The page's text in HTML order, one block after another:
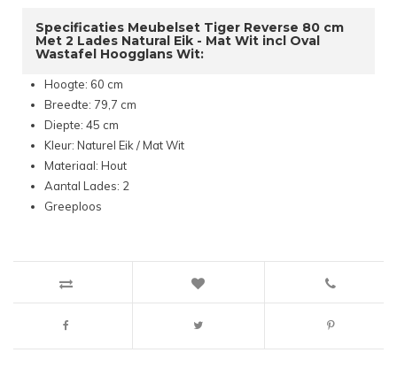
Specificaties Meubelset Tiger Reverse 80 cm
Met 2 Lades Natural Eik - Mat Wit incl Oval
Wastafel Hoogglans Wit:
Hoogte: 60 cm
Breedte: 79,7 cm
Diepte: 45 cm
Kleur: Naturel Eik / Mat Wit
Materiaal: Hout
Aantal Lades: 2
Greeploos